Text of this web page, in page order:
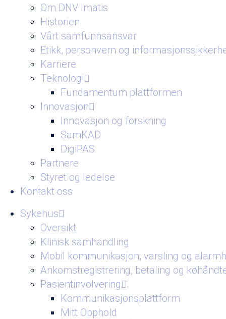
Om DNV Imatis
Historien
Vårt samfunnsansvar
Etikk, personvern og
Karriere
Teknologi
Fundamentum plattformen
Innovasjon
Innovasjon og forskning
SamKAD
DigiPAS
Partnere
Styret og ledelse
Kontakt oss
Sykehus
Oversikt
Klinisk samhandling
Mobil kommunikasjon, varsling og
Ankomstregistrering, betaling og
Pasientinvolvering
Kommunikasjonsplattform
Mitt Opphold